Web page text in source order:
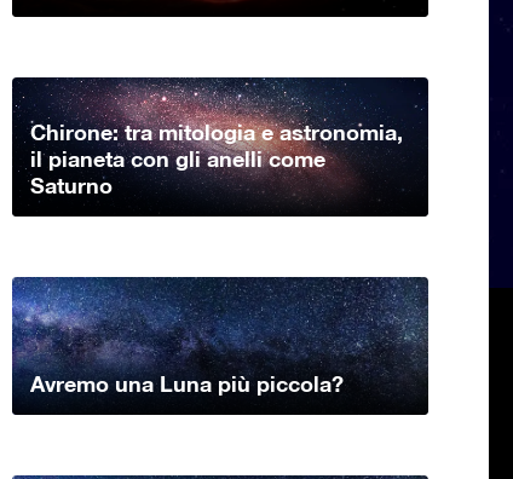
Chirone: tra mitologia e astronomia,
il pianeta con gli anelli come
Saturno
Avremo una Luna più piccola?